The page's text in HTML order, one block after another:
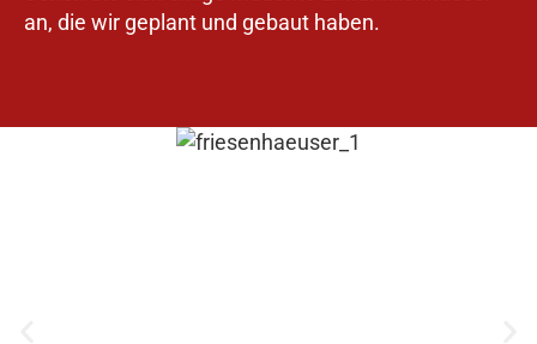
an, die wir geplant und gebaut haben.